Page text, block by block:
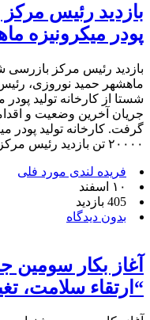
بازدید رئیس
پودر میکرونیزه
بازدید رئیس مرکز بازرسی
ماهشهر حمید نوروزی،
شستا از کارخانه تولید پودر
جریان آخرین وضعیت و
گرفت. کارخانه تولید پودر
٢٠٠٠٠ تن بازدید رئیس مرکز […]
فریده لندی مورد فلی
۱۰ اسفند
405 بازدید
بدون دیدگاه
آغاز بکار سومین
“ارتقاء سلامت،